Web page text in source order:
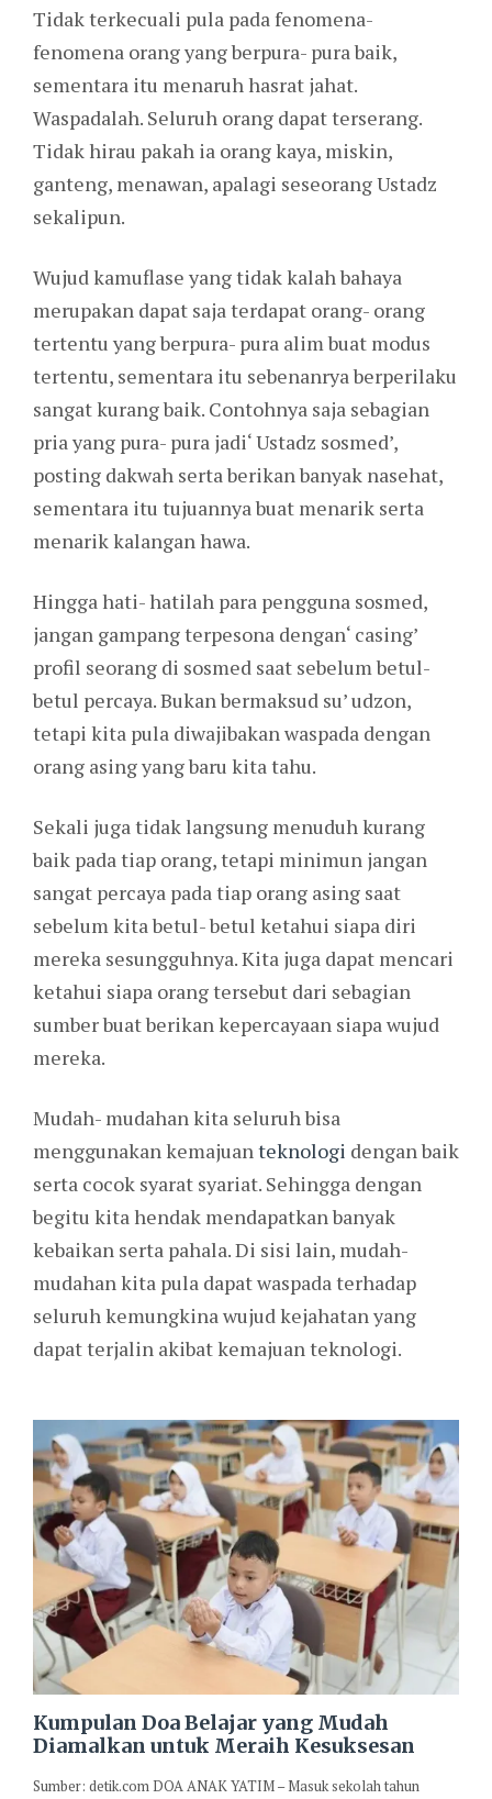
Tidak terkecuali pula pada fenomena-
fenomena orang yang berpura- pura baik,
sementara itu menaruh hasrat jahat.
Waspadalah. Seluruh orang dapat terserang.
Tidak hirau pakah ia orang kaya, miskin,
ganteng, menawan, apalagi seseorang Ustadz
sekalipun.
Wujud kamuflase yang tidak kalah bahaya
merupakan dapat saja terdapat orang- orang
tertentu yang berpura- pura alim buat modus
tertentu, sementara itu sebenanrya berperilaku
sangat kurang baik. Contohnya saja sebagian
pria yang pura- pura jadi‘ Ustadz sosmed’,
posting dakwah serta berikan banyak nasehat,
sementara itu tujuannya buat menarik serta
menarik kalangan hawa.
Hingga hati- hatilah para pengguna sosmed,
jangan gampang terpesona dengan‘ casing’
profil seorang di sosmed saat sebelum betul-
betul percaya. Bukan bermaksud su’ udzon,
tetapi kita pula diwajibakan waspada dengan
orang asing yang baru kita tahu.
Sekali juga tidak langsung menuduh kurang
baik pada tiap orang, tetapi minimun jangan
sangat percaya pada tiap orang asing saat
sebelum kita betul- betul ketahui siapa diri
mereka sesungguhnya. Kita juga dapat mencari
ketahui siapa orang tersebut dari sebagian
sumber buat berikan kepercayaan siapa wujud
mereka.
Mudah- mudahan kita seluruh bisa
menggunakan kemajuanteknologi dengan baik
serta cocok syarat syariat. Sehingga dengan
begitu kita hendak mendapatkan banyak
kebaikan serta pahala. Di sisi lain, mudah-
mudahan kita pula dapat waspada terhadap
seluruh kemungkina wujud kejahatan yang
dapat terjalin akibat kemajuan teknologi.
Kumpulan Doa Belajar yang Mudah
Diamalkan untuk Meraih Kesuksesan
Sumber: detik.com DOA ANAK YATIM – Masuk sekolah tahun